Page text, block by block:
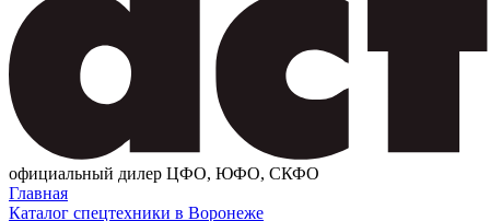
официальный дилер ЦФО, ЮФО, СКФО
Главная
Каталог спецтехники в Воронеже